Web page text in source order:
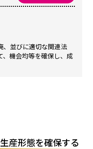
、並びに適切な関連法
、機会均等を確保し、成
産形態を確保する